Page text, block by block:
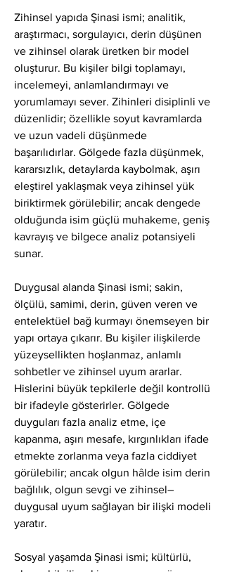
Zihinsel yapıda Şinasi ismi; analitik,
araştırmacı, sorgulayıcı, derin düşünen
ve zihinsel olarak üretken bir model
oluşturur. Bu kişiler bilgi toplamayı,
incelemeyi, anlamlandırmayı ve
yorumlamayı sever. Zihinleri disiplinli ve
düzenlidir; özellikle soyut kavramlarda
ve uzun vadeli düşünmede
başarılıdırlar. Gölgede fazla düşünmek,
kararsızlık, detaylarda kaybolmak, aşırı
eleştirel yaklaşmak veya zihinsel yük
biriktirmek görülebilir; ancak dengede
olduğunda isim güçlü muhakeme, geniş
kavrayış ve bilgece analiz potansiyeli
sunar.
Duygusal alanda Şinasi ismi; sakin,
ölçülü, samimi, derin, güven veren ve
entelektüel bağ kurmayı önemseyen bir
yapı ortaya çıkarır. Bu kişiler ilişkilerde
yüzeysellikten hoşlanmaz, anlamlı
sohbetler ve zihinsel uyum ararlar.
Hislerini büyük tepkilerle değil kontrollü
bir ifadeyle gösterirler. Gölgede
duyguları fazla analiz etme, içe
kapanma, aşırı mesafe, kırgınlıkları ifade
etmekte zorlanma veya fazla ciddiyet
görülebilir; ancak olgun hâlde isim derin
bağlılık, olgun sevgi ve zihinsel–
duygusal uyum sağlayan bir ilişki modeli
yaratır.
Sosyal yaşamda Şinasi ismi; kültürlü,